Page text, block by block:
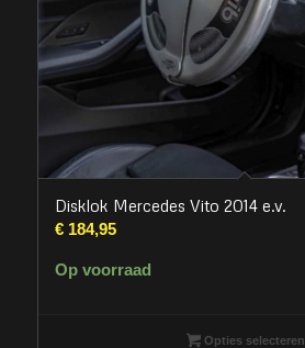
Disklok Mercedes Vito 2014 e.v.
€184,95
Op voorraad
Opties selecteren